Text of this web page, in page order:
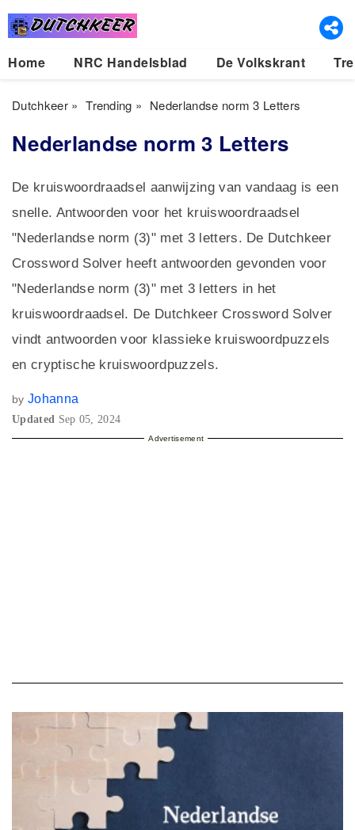
Home NRC Handelsblad De Volkskrant
Dutchkeer» Trending » Nederlandse norm 3 Letters
Nederlandse norm 3 Letters
De kruiswoordraadsel aanwijzing van vandaag is een
snelle. Antwoorden voor het kruiswoordraadsel
"Nederlandse norm (3)" met 3 letters. De Dutchkeer
Crossword Solver heeft antwoorden gevonden voor
"Nederlandse norm (3)" met 3 letters in het
kruiswoordraadsel. De Dutchkeer Crossword Solver
vindt antwoorden voor klassieke kruiswoordpuzzels
en cryptische kruiswoordpuzzels.
by Johanna
Updated Sep 05, 2024
Advertisement